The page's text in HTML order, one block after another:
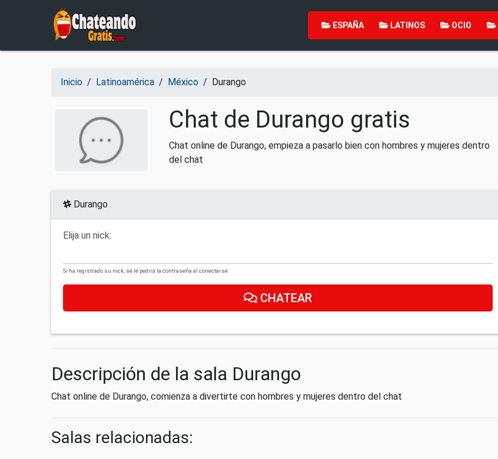
Salir del contenido
ESPAÑA LATINOS OCIO
Inicio / Latinoamérica / México / Durango
Chat de Durango gratis
Chat online de Durango, empieza a pasarlo bien con hombres y mujeres dentro
del chat
Durango
Elija un nick:
Si ha registrado su nick, se le pedirá la contraseña al conectarse.
CHATEAR
Descripción de la sala Durango
Chat online de Durango, comienza a divertirte con hombres y mujeres dentro del chat
Salas relacionadas: